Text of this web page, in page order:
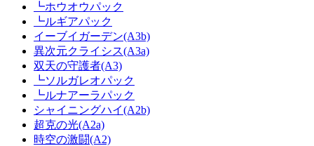
┗ホウオウパック
┗ルギアパック
イーブイガーデン(A3b)
異次元クライシス(A3a)
双天の守護者(A3)
┗ソルガレオパック
┗ルナアーラパック
シャイニングハイ(A2b)
超克の光(A2a)
時空の激闘(A2)